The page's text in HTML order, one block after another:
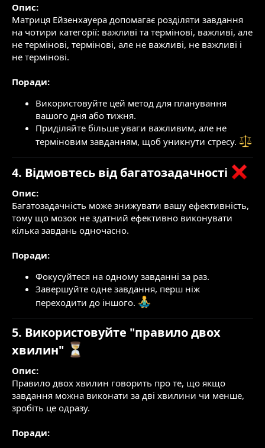
Опис:
Матриця Ейзенхауера допомагає розділяти завдання
на чотири категорії: важливі та термінові, важливі, але
не термінові, термінові, але не важливі, не важливі і
не термінові.
Поради:
Використовуйте цей метод для планування
вашого дня або тижня.
Приділяйте більше уваги важливим, але не
терміновим завданням, щоб уникнути стресу.
4. Відмовтесь від багатозадачності
Опис:
Багатозадачність може знижувати вашу ефективність,
тому що мозок не здатний ефективно виконувати
кілька завдань одночасно.
Поради:
Фокусуйтеся на одному завданні за раз.
Завершуйте одне завдання, перш ніж
переходити до іншого.
5. Використовуйте "правило двох
хвилин"
Опис:
Правило двох хвилин говорить про те, що якщо
завдання можна виконати за дві хвилини чи менше,
зробіть це одразу.
Поради: